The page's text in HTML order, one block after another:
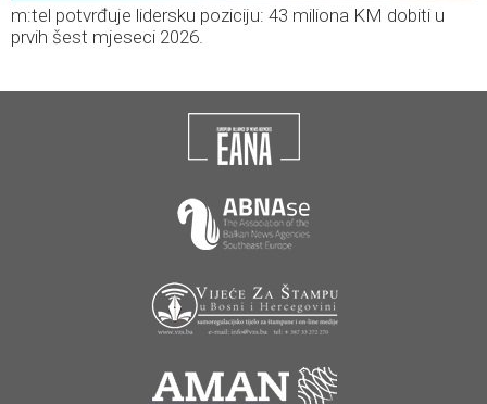
m:tel potvrđuje lidersku poziciju: 43 miliona KM dobiti u
prvih šest mjeseci 2026.